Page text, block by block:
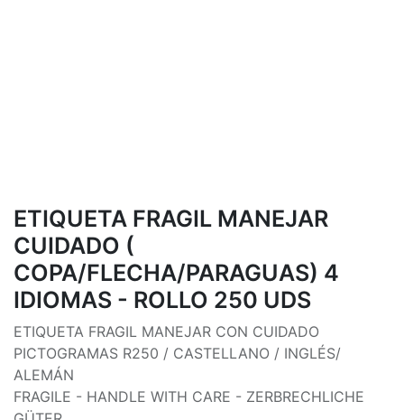
ETIQUETA FRAGIL MANEJAR
CUIDADO (
COPA/FLECHA/PARAGUAS) 4
IDIOMAS - ROLLO 250 UDS
ETIQUETA FRAGIL MANEJAR CON CUIDADO
PICTOGRAMAS R250 / CASTELLANO / INGLÉS/
ALEMÁN
FRAGILE - HANDLE WITH CARE - ZERBRECHLICHE